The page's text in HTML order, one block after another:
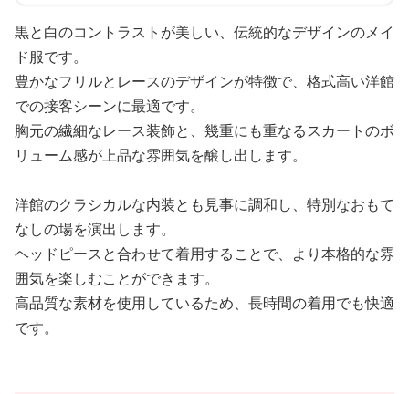
黒と白のコントラストが美しい、伝統的なデザインのメイ
ド服です。
豊かなフリルとレースのデザインが特徴で、格式高い洋館
での接客シーンに最適です。
胸元の繊細なレース装飾と、幾重にも重なるスカートのボ
リューム感が上品な雰囲気を醸し出します。
洋館のクラシカルな内装とも見事に調和し、特別なおもて
なしの場を演出します。
ヘッドピースと合わせて着用することで、より本格的な雰
囲気を楽しむことができます。
高品質な素材を使用しているため、長時間の着用でも快適
です。